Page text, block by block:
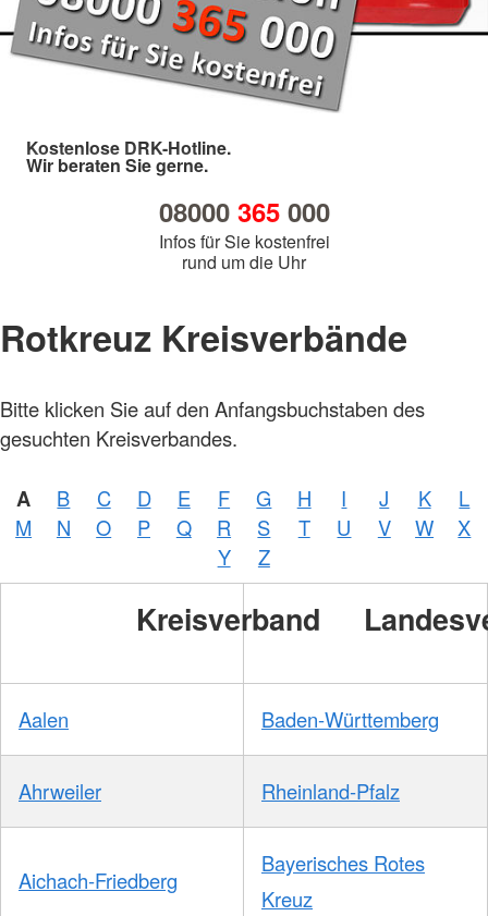
Kostenlose DRK-Hotline.
Wir beraten Sie gerne.
08000 365000
Infos für Sie kostenfrei
rund um die Uhr
Rotkreuz Kreisverbände
Bitte klicken Sie auf den Anfangsbuchstaben des
gesuchten Kreisverbandes.
A B C D E F G H I J K
L
M
N O P Q R S T U V W
X
Y
Z
Kreisverband
Aalen Baden-Württemberg
Ahrweiler Rheinland-Pfalz
Aichach-Friedberg
Bayerisches Rotes
Kreuz